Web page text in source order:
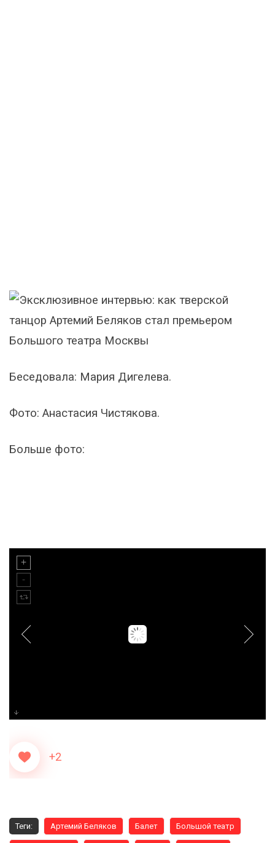
Беседовала: Мария Дигелева.
Фото: Анастасия Чистякова.
Больше фото:
+2
Теги: Артемий Беляков Балет Большой театр